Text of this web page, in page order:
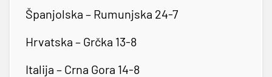
Španjolska – Rumunjska 24-7
Hrvatska – Grčka 13-8
Italija – Crna Gora 14-8